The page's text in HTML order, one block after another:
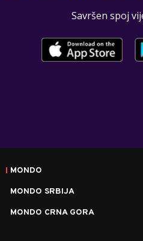
Savršen spoj
MONDO
MONDO SRBIJA
MONDO CRNA GORA